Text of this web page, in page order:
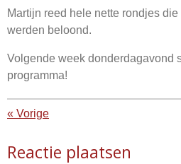
Martijn reed hele nette rondjes
werden beloond.
Volgende week donderdagavond
programma!
« Vorige
Reactie plaatsen